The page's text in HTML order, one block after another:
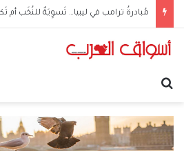
مُبادرةُ ترامب في ليبيا… تَسوِيَةٌ للنُخَب أم